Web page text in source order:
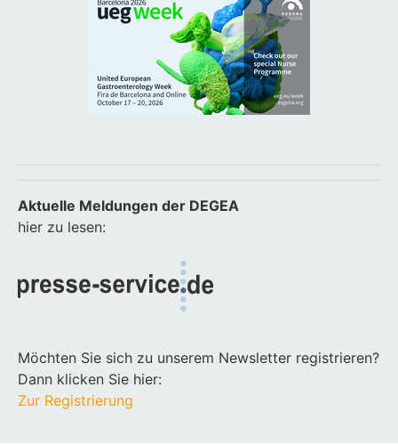
Aktuelle Meldungen der DEGEA
hier zu lesen:
Möchten Sie sich zu unserem Newsletter registrieren?
Dann klicken Sie hier:
Zur Registrierung